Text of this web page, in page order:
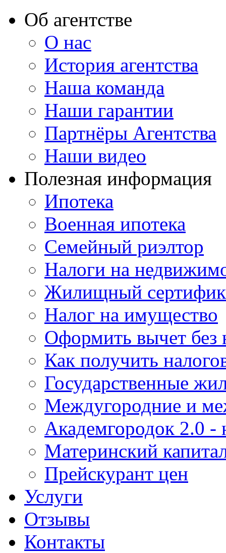
Об агентстве
О нас
История агентства
Наша команда
Наши гарантии
Партнёры Агентства
Наши видео
Полезная информация
Ипотека
Военная ипотека
Семейный риэлтор
Налоги на
Жилищный
Налог на имущество
Оформить вычет без
Как получить
Государственные
Междугородние и
Академгородок 2.0 -
Материнский
Прейскурант цен
Услуги
Отзывы
Контакты